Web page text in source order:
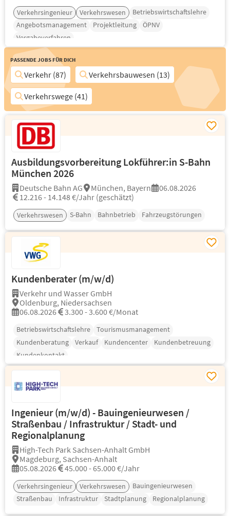
Verkehrsingenieur Verkehrswesen
Betriebswirtschaftslehre
Angebotsmanagement
Projektleitung
ÖPNV
Vergabeverfahren
Passende Jobs für Dich
Verkehr (87)
Verkehrsbauwesen (13)
Verkehrswege (41)
Ausbildungsvorbereitung Lokführer:in S-Bahn
München 2026
Deutsche Bahn AG München, Bayern
06.08.2026
12.216 - 14.148 €/Jahr (geschätzt)
Verkehrswesen S-Bahn Bahnbetrieb Fahrzeugstörungen
Kundenberater (m/w/d)
Verkehr und Wasser GmbH
Oldenburg, Niedersachsen
06.08.2026
3.300 - 3.600 €/Monat
Betriebswirtschaftslehre
Tourismusmanagement
Kundenberatung
Verkauf Kundencenter
Kundenbetreuung
Kundenkontakt
Ingenieur (m/w/d) - Bauingenieurwesen /
Straßenbau / Infrastruktur / Stadt- und
Regionalplanung
High-Tech Park Sachsen-Anhalt GmbH
Magdeburg, Sachsen-Anhalt
05.08.2026
45.000 - 65.000 €/Jahr
Verkehrsingenieur Verkehrswesen
Bauingenieurwesen
Straßenbau
Infrastruktur Stadtplanung Regionalplanung